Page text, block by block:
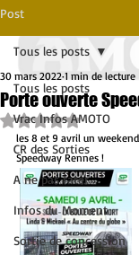
Post
Tous les posts
Vrac Infos AMOTO
CR des Sorties
A ne pas rater
Infos du Moment
Sortie de concession
Tous les posts
Porte ouverte
30 mars 2022 1 min de lecture
Noté NaN étoiles
les 8 et 9 avril un
Speedway Rennes !